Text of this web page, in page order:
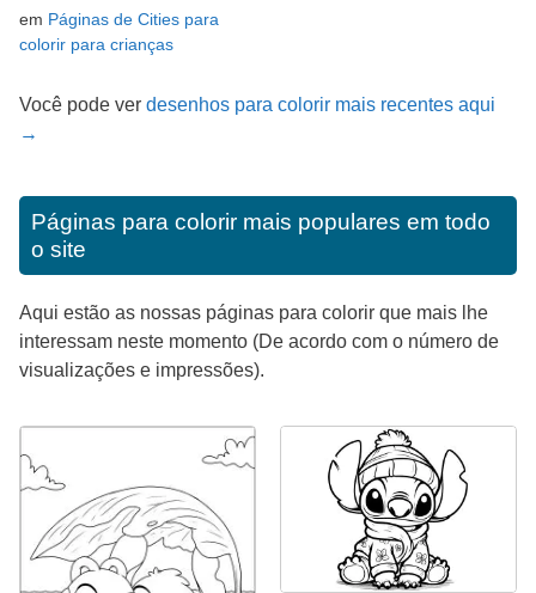
em Páginas de Cities para
colorir para crianças
Você pode ver desenhos para colorir mais recentes aqui
→
Páginas para colorir mais populares em todo
o site
Aqui estão as nossas páginas para colorir que mais lhe
interessam neste momento (De acordo com o número de
visualizações e impressões).